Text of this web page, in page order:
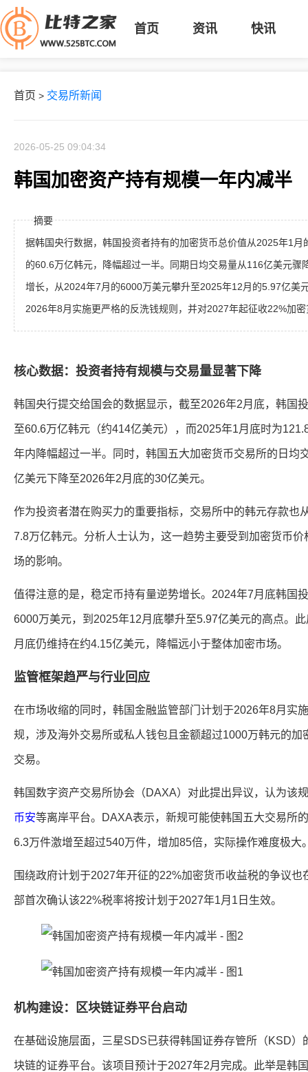
首页 资讯 快讯
首页 > 交易所新闻
2026-05-25 09:04:34
韩国加密资产持有规模一年内减半
摘要
据韩国央行数据，韩国投资者持有的加密货币总价值从2025年1
的60.6万亿韩元，降幅超过一半。同期日均交易量从116亿美元骤
增长，从2024年7月的6000万美元攀升至2025年12月的5.97亿美
2026年8月实施更严格的反洗钱规则，并对2027年起征收22%加
核心数据：投资者持有规模与交易量显著下降
韩国央行提交给国会的数据显示，截至2026年2月底，韩国
至60.6万亿韩元（约414亿美元），而2025年1月底时为
年内降幅超过一半。同时，韩国五大加密货币交易所的日均
亿美元下降至2026年2月底的30亿美元。
作为投资者潜在购买力的重要指标，交易所中的韩元存款也
7.8万亿韩元。分析人士认为，这一趋势主要受到加密货币
场的影响。
值得注意的是，稳定币持有量逆势增长。2024年7月底韩国
6000万美元，到2025年12月底攀升至5.97亿美元的高点。
月底仍维持在约4.15亿美元，降幅远小于整体加密市场。
监管框架趋严与行业回应
在市场收缩的同时，韩国金融监管部门计划于2026年8月实
规，涉及海外交易所或私人钱包且金额超过1000万韩元的加
交易。
韩国数字资产交易所协会（DAXA）对此提出异议，认为该
币安等离岸平台。DAXA表示，新规可能使韩国五大交易所
6.3万件激增至超过540万件，增加85倍，实际操作难度极大
围绕政府计划于2027年开征的22%加密货币收益税的争议
部首次确认该22%税率将按计划于2027年1月1日生效。
机构建设：区块链证券平台启动
在基础设施层面，三星SDS已获得韩国证券存管所（KSD）
块链的证券平台。该项目预计于2027年2月完成。此举是韩